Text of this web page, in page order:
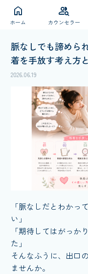
home
ホーム
group_search
カウンセラー
脈なしでも諦めら
着を手放す考え方
2026.06.19
「脈なしだとわかっ
い」
「期待してはがっか
た」
そんなふうに、出口
ませんか。